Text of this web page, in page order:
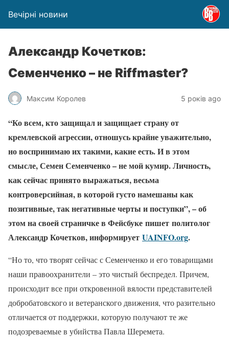
Вечірні новини
Александр Кочетков:
Семенченко – не Riffmaster?
Максим Королев 5 років ago
“Ко всем, кто защищал и защищает страну от
кремлевской агрессии, отношусь крайне уважительно,
но воспринимаю их такими, какие есть. И в этом
смысле, Семен Семенченко – не мой кумир. Личность,
как сейчас принято выражаться, весьма
контроверсийная, в которой густо намешаны как
позитивные, так негативные черты и поступки”, – об
этом на своей страничке в Фейсбуке пишет политолог
Александр Кочетков, информирует UAINFO.org.
“Но то, что творят сейчас с Семенченко и его товарищами
наши правоохранители – это чистый беспредел. Причем,
происходит все при откровенной вялости представителей
добробатовского и ветеранского движения, что разительно
отличается от поддержки, которую получают те же
подозреваемые в убийства Павла Шеремета.